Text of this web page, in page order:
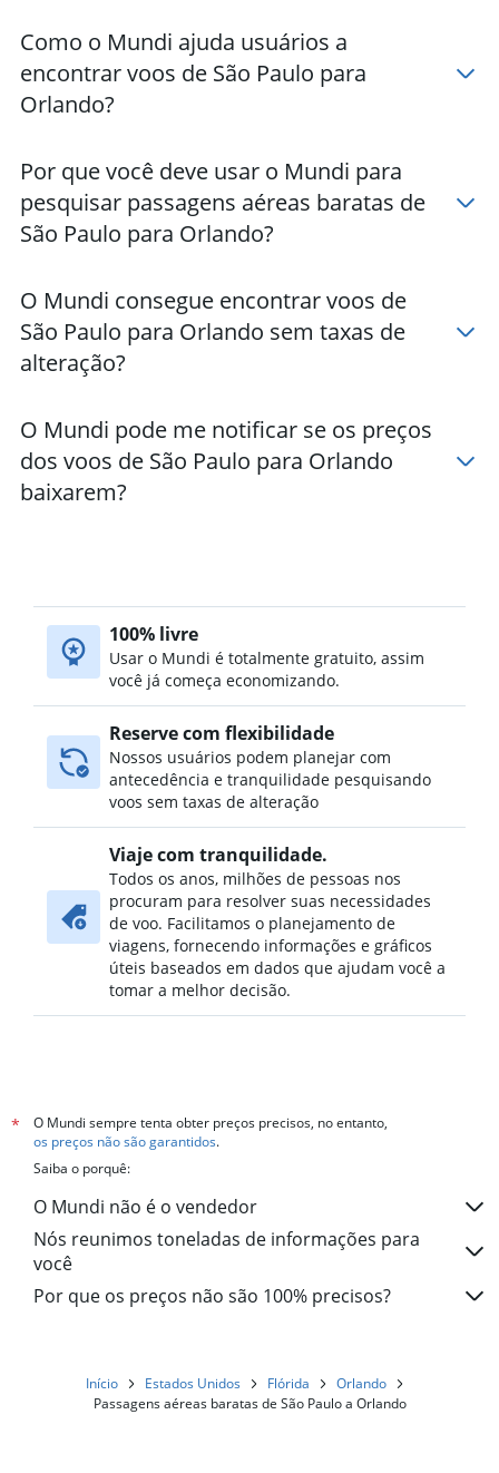
Como o Mundi ajuda usuários a
encontrar voos de São Paulo para
Orlando?
Por que você deve usar o Mundi para
pesquisar passagens aéreas baratas de
São Paulo para Orlando?
O Mundi consegue encontrar voos de
São Paulo para Orlando sem taxas de
alteração?
O Mundi pode me notificar se os preços
dos voos de São Paulo para Orlando
baixarem?
100% livre
Usar o Mundi é totalmente gratuito, assim
você já começa economizando.
Reserve com flexibilidade
Nossos usuários podem planejar com
antecedência e tranquilidade pesquisando
voos sem taxas de alteração
Viaje com tranquilidade.
Todos os anos, milhões de pessoas nos
procuram para resolver suas necessidades
de voo. Facilitamos o planejamento de
viagens, fornecendo informações e gráficos
úteis baseados em dados que ajudam você a
tomar a melhor decisão.
*
O Mundi sempre tenta obter preços precisos, no entanto,
os preços não são garantidos.
Saiba o porquê:
O Mundi não é o vendedor
Nós reunimos toneladas de informações para
você
Por que os preços não são 100% precisos?
Início Estados Unidos Flórida
Orlando
Passagens aéreas baratas de São Paulo a Orlando